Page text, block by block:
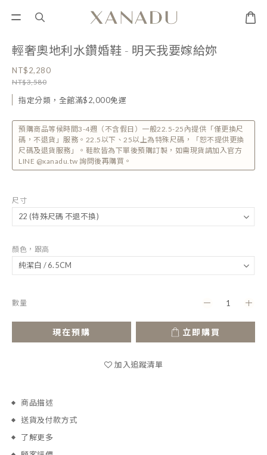
輕奢奧地利水鑽婚鞋 - 明天我要嫁給妳
NT$2,280
NT$3,580
指定分類，全館滿$2,000免運
預購商品等候時間3-4週（不含假日）一般22.5-25內提供「僅更換尺
碼，不退貨」服務。22.5以下、25以上為特殊尺碼，「恕不提供更換
尺碼及退貨服務」。鞋款皆為下單後預購訂製，如需現貨請加入官方
LINE @xanadu.tw 詢問後再購買。
尺寸
顏色，跟高
數量
現在預購 立即購買
加入追蹤清單
商品描述
送貨及付款方式
了解更多